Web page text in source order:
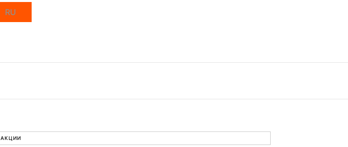
RU
АКЦИИ